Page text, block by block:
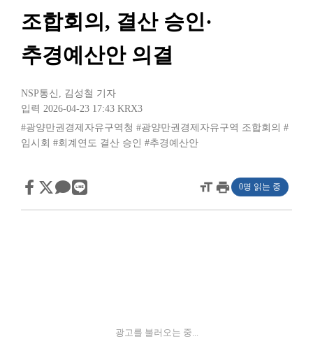
조합회의, 결산 승인·
추경예산안 의결
NSP통신 , 김성철 기자
입력 2026-04-23 17:43 KRX3
#광양만권경제자유구역청 #광양만권경제자유구역 조합회의 #
임시회 #회계연도 결산 승인 #추경예산안
format_sizeprint 0명 읽는 중
광고를 불러오는 중...